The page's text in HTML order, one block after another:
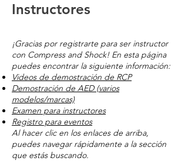
Instructores
¡Gracias por registrarte para ser instructor
con Compress and Shock! En esta página
puedes encontrar la siguiente información:
Videos de demostración de RCP
Demostración de AED (varios
modelos/marcas)
Examen para instructores
Registro para eventos
Al hacer clic en los enlaces de arriba,
puedes navegar rápidamente a la sección
que estás buscando.